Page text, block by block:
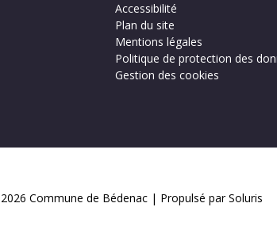
Accessibilité
Plan du site
Mentions légales
Politique de protection des
Gestion des cookies
Commune de Bédenac | Propulsé par Soluris